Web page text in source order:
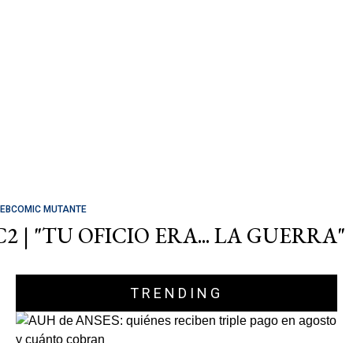
MUTANTE
| "TU OFICIO ERA... LA GUERRA"
TRENDING